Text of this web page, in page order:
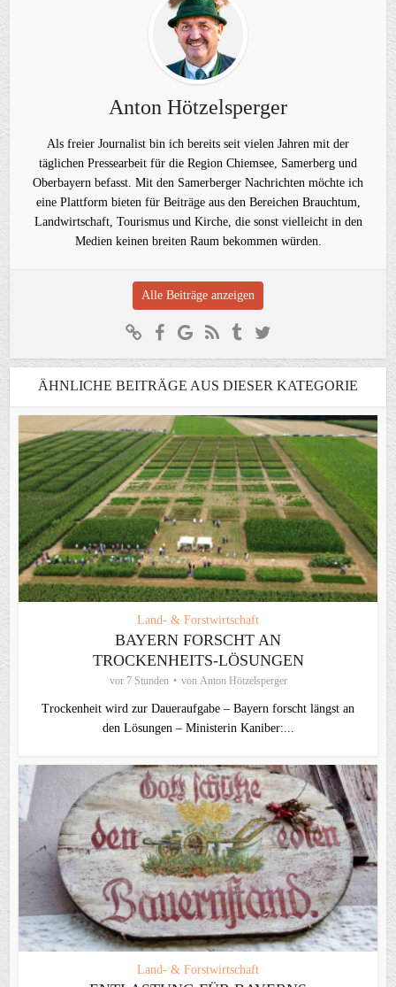
Anton Hötzelsperger
Als freier Journalist bin ich bereits seit vielen Jahren mit der
täglichen Pressearbeit für die Region Chiemsee, Samerberg und
Oberbayern befasst. Mit den Samerberger Nachrichten möchte ich
eine Plattform bieten für Beiträge aus den Bereichen Brauchtum,
Landwirtschaft, Tourismus und Kirche, die sonst vielleicht in den
Medien keinen breiten Raum bekommen würden.
Alle Beiträge anzeigen
ÄHNLICHE BEITRÄGE AUS DIESER KATEGORIE
Land- & Forstwirtschaft
BAYERN FORSCHT AN
TROCKENHEITS-LÖSUNGEN
vor 7 Stunden von Anton Hötzelsperger
Trockenheit wird zur Daueraufgabe – Bayern forscht längst an
den Lösungen – Ministerin Kaniber:...
Land- & Forstwirtschaft